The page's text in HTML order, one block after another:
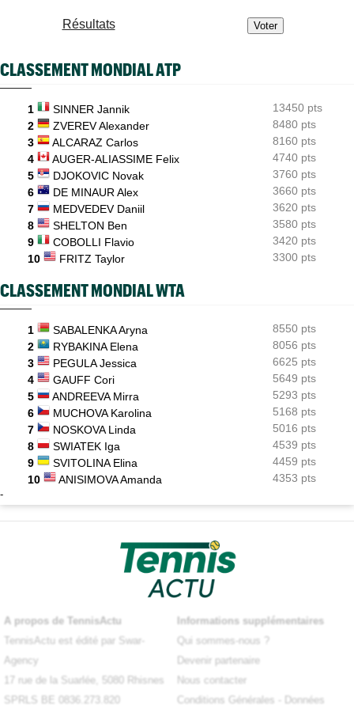
ATP - Cincinnati
Comme Carlos Alcaraz, Holger Rune a renoncé à Cincinnati
Rybakina, Andreeva, Osaka, Gauff... horaires et diffusion TV
Jelena Ostapenko dénonce les messages d'insultes et de
menaces
Résultats
CLASSEMENT MONDIAL ATP
1 SINNER Jannik
13450 pts
2
ZVEREV Alexander
8480 pts
3
ALCARAZ Carlos
8160 pts
4
AUGER-ALIASSIME Felix
4740 pts
5
DJOKOVIC Novak
3760 pts
6
DE MINAUR Alex
3660 pts
7
MEDVEDEV Daniil
3620 pts
8
SHELTON Ben
3580 pts
9
COBOLLI Flavio
3420 pts
10
FRITZ Taylor 3300 pts
CLASSEMENT MONDIAL WTA
1 SABALENKA Aryna
8550 pts
2
RYBAKINA Elena
8056 pts
3
PEGULA Jessica
6625 pts
4
GAUFF Cori
5649 pts
5
ANDREEVA Mirra
5293 pts
6
MUCHOVA Karolina
5168 pts
7
NOSKOVA Linda
5016 pts
8
SWIATEK Iga
4539 pts
9
SVITOLINA Elina
4459 pts
10
ANISIMOVA Amanda 4353 pts
-
A propos de TennisActu
TennisActu est édité par Swar-
Agency
17 rue de la Suarlée, 5080 Rhisnes
SPRLS BE 0836.273.820
Informations supplémentaires
Qui sommes-nous ?
Devenir partenaire
Nous contacter
Conditions Générales
Données